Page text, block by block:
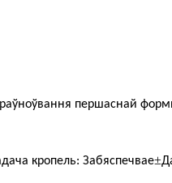
першаснай
кропель: Забяспечвае±